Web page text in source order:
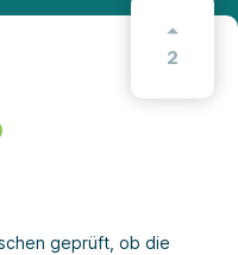
2
geprüft, ob die